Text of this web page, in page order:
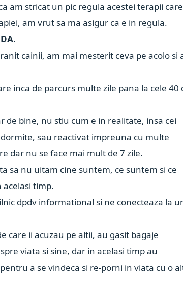
am stricat un pic regula acestei terapii care
am vrut sa ma asigur ca e in regula.
DA.
cainii, am mai mesterit ceva pe acolo si
inca de parcurs multe zile pana la cele 40
de bine, nu stiu cum e in realitate, insa cei
sau reactivat impreuna cu multe
dar nu se face mai mult de 7 zile.
sa nu uitam cine suntem, ce suntem si ce
timp.
dpdv informational si ne conecteaza la
care ii acuzau pe altii, au gasit bagaje
viata si sine, dar in acelasi timp au
a se vindeca si re-porni in viata cu o